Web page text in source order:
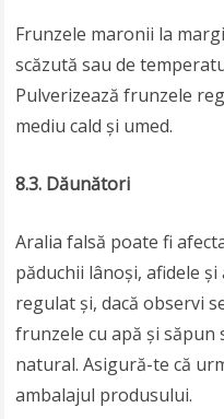
Frunzele maronii la
scăzută sau de
Pulverizează frunzele
mediu cald și umed.
8.3. Dăunători
Aralia falsă poate fi
păduchii lânoși, afidele
regulat și, dacă observi
frunzele cu apă și săpun
natural. Asigură-te că
ambalajul produsului.